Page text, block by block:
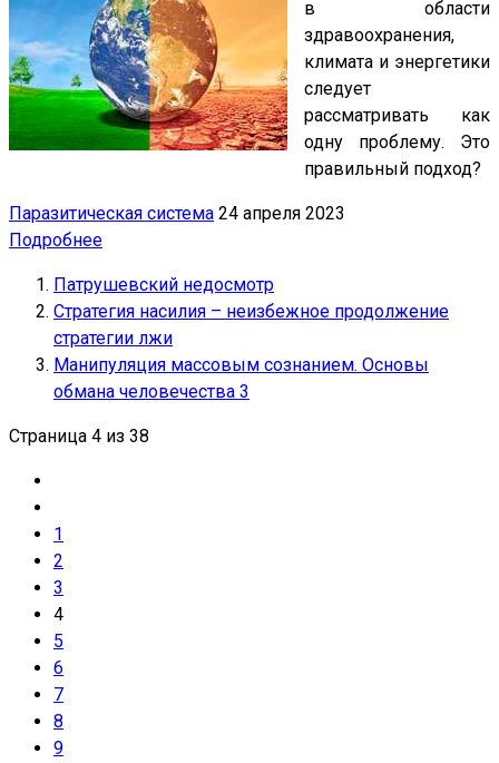
в области
здравоохранения,
климата и энергетики
следует
рассматривать как
одну проблему. Это
правильный подход?
Паразитическая система 24 апреля 2023
Подробнее
Патрушевский недосмотр
Стратегия насилия – неизбежное продолжение
стратегии лжи
Манипуляция массовым сознанием. Основы
обмана человечества 3
Страница 4 из 38
1
2
3
4
5
6
7
8
9